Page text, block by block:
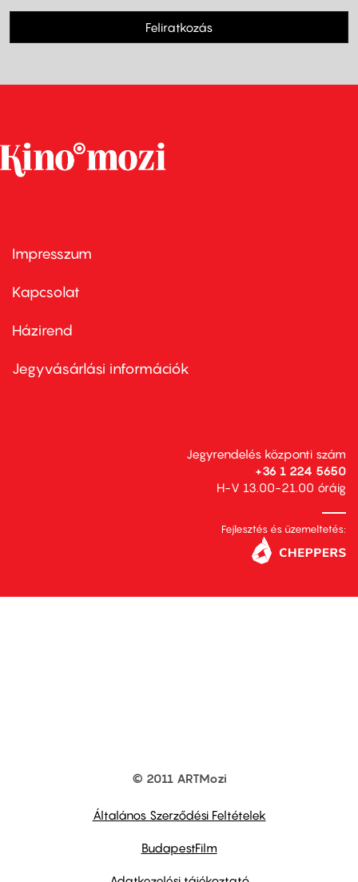
Feliratkozás
Footer
first
Impresszum
Kapcsolat
Footer
second
Házirend
Jegyvásárlási információk
Jegyrendelés központi szám
+36 1 224 5650
H-V 13.00-21.00 óráig
Fejlesztés és üzemeltetés:
© 2011 ARTMozi
Általános Szerződési Feltételek
BudapestFilm